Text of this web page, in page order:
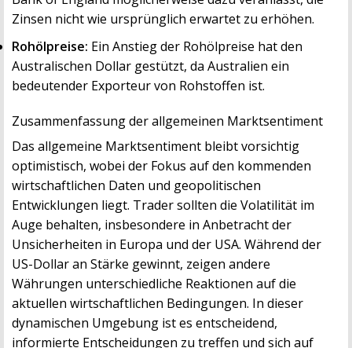
Zinsen nicht wie ursprünglich erwartet zu erhöhen.
Rohölpreise: Ein Anstieg der Rohölpreise hat den
Australischen Dollar gestützt, da Australien ein
bedeutender Exporteur von Rohstoffen ist.
Zusammenfassung der allgemeinen Marktsentiment
Das allgemeine Marktsentiment bleibt vorsichtig
optimistisch, wobei der Fokus auf den kommenden
wirtschaftlichen Daten und geopolitischen
Entwicklungen liegt. Trader sollten die Volatilität im
Auge behalten, insbesondere in Anbetracht der
Unsicherheiten in Europa und der USA. Während der
US-Dollar an Stärke gewinnt, zeigen andere
Währungen unterschiedliche Reaktionen auf die
aktuellen wirtschaftlichen Bedingungen. In dieser
dynamischen Umgebung ist es entscheidend,
informierte Entscheidungen zu treffen und sich auf